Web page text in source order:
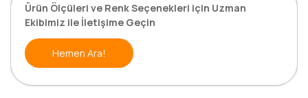
Ürün Ölçüleri ve Renk Seçenekleri için Uzman
Ekibimiz ile İletişime Geçin
Hemen Ara!